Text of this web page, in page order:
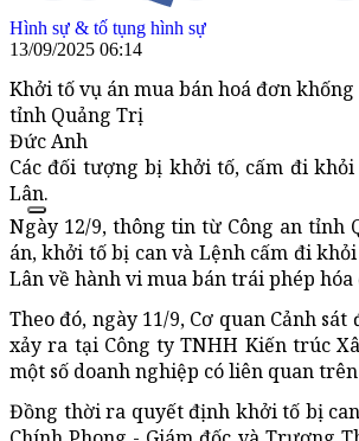
Hình sự & tố tụng hình sự
13/09/2025 06:14
Khởi tố vụ án mua bán hoá đơn
tỉnh Quảng Trị
Đức Anh
Các đối tượng bị khởi tố, cấm đi
Lân.
Ngày 12/9, thông tin từ Công an tỉnh
án, khởi tố bị can và Lệnh cấm đi
Lân về hành vi mua bán trái phép hóa
Theo đó, ngày 11/9, Cơ quan Cảnh
xảy ra tại Công ty TNHH Kiến trúc
một số doanh nghiệp có liên quan
Đồng thời ra quyết định khởi tố bị